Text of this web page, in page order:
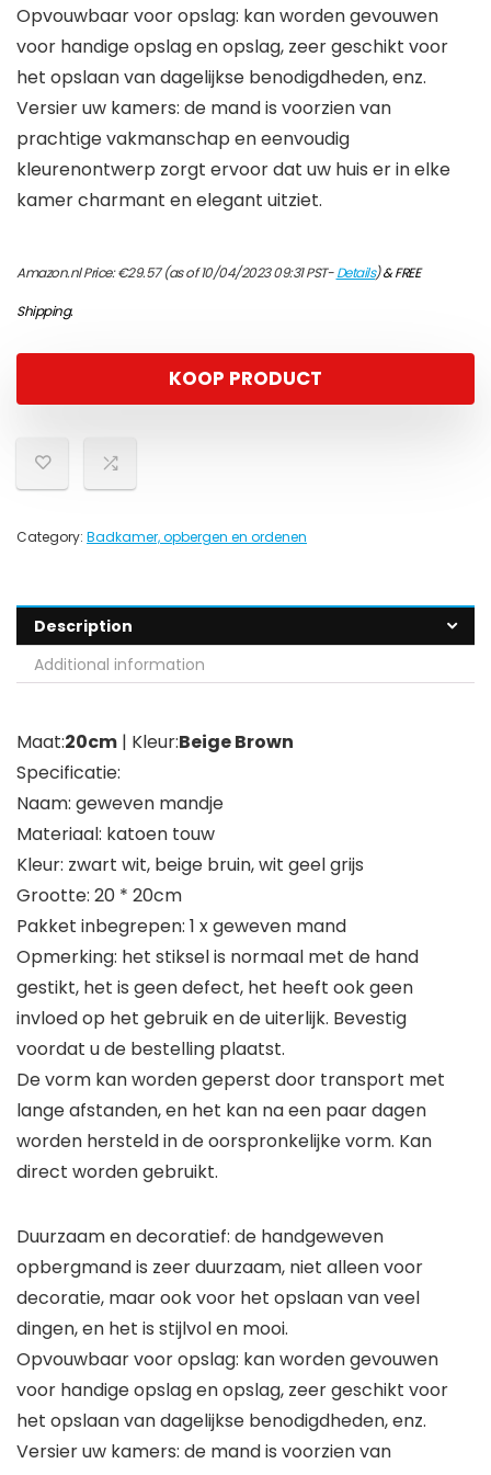
Opvouwbaar voor opslag: kan worden gevouwen
voor handige opslag en opslag, zeer geschikt voor
het opslaan van dagelijkse benodigdheden, enz.
Versier uw kamers: de mand is voorzien van
prachtige vakmanschap en eenvoudig
kleurenontwerp zorgt ervoor dat uw huis er in elke
kamer charmant en elegant uitziet.
Amazon.nl Price:€29.57(as of 10/04/2023 09:31 PST-Details)&FREE
Shipping.
KOOP PRODUCT
Category: Badkamer, opbergen en ordenen
Description
Additional information
Maat:20cm | Kleur:Beige Brown
Specificatie:
Naam: geweven mandje
Materiaal: katoen touw
Kleur: zwart wit, beige bruin, wit geel grijs
Grootte: 20 * 20cm
Pakket inbegrepen: 1 x geweven mand
Opmerking: het stiksel is normaal met de hand
gestikt, het is geen defect, het heeft ook geen
invloed op het gebruik en de uiterlijk. Bevestig
voordat u de bestelling plaatst.
De vorm kan worden geperst door transport met
lange afstanden, en het kan na een paar dagen
worden hersteld in de oorspronkelijke vorm. Kan
direct worden gebruikt.
Duurzaam en decoratief: de handgeweven
opbergmand is zeer duurzaam, niet alleen voor
decoratie, maar ook voor het opslaan van veel
dingen, en het is stijlvol en mooi.
Opvouwbaar voor opslag: kan worden gevouwen
voor handige opslag en opslag, zeer geschikt voor
het opslaan van dagelijkse benodigdheden, enz.
Versier uw kamers: de mand is voorzien van